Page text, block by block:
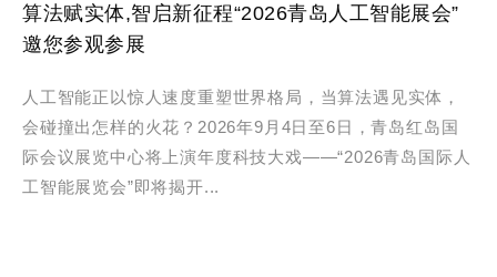
算法赋实体,智启新征程“2026青岛人工智能展会”
邀您参观参展
人工智能正以惊人速度重塑世界格局，当算法遇见实体，
会碰撞出怎样的火花？2026年9月4日至6日，青岛红岛国
际会议展览中心将上演年度科技大戏——“2026青岛国际人
工智能展览会”即将揭开...